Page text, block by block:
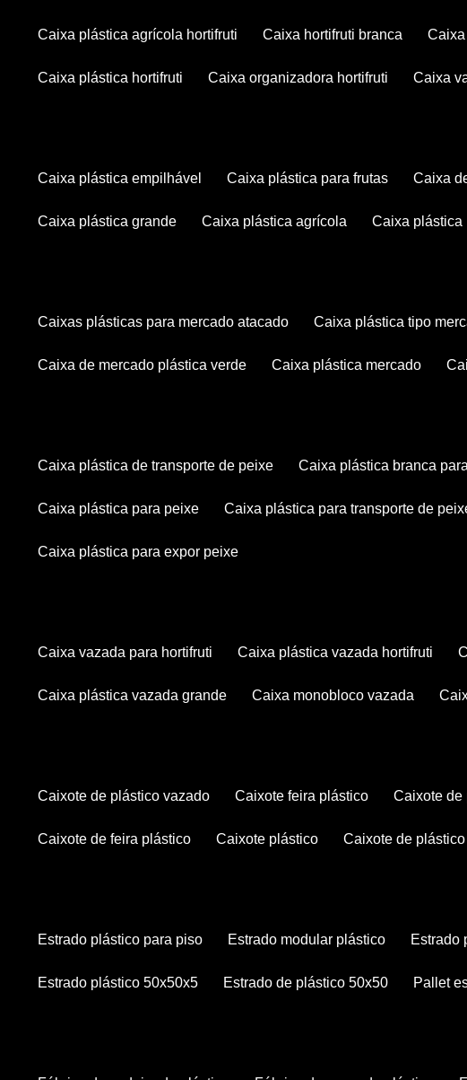
caixa plástica agrícola hortifruti caixa hortifruti branca
caixa plástica hortifruti caixa organizadora hortifruti caixa
caixa plástica empilhável caixa plástica para frutas caixa
caixa plástica grande caixa plástica agrícola caixa plástica
caixas plásticas para mercado atacado caixa plástica tipo
caixa de mercado plástica verde caixa plástica mercado
caixa plástica de transporte de peixe caixa plástica branca
caixa plástica para peixe caixa plástica para transporte de
caixa plástica para expor peixe
caixa vazada para hortifruti caixa plástica vazada hortifruti
caixa plástica vazada grande caixa monobloco vazada
caixote de plástico vazado caixote feira plástico caixote
caixote de feira plástico caixote plástico caixote de
estrado plástico para piso estrado modular plástico
estrado plástico 50x50x5 estrado de plástico 50x50 pallet